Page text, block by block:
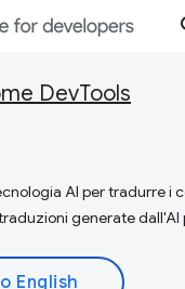
DevTools
AI per tradurre i
generate dall'AI